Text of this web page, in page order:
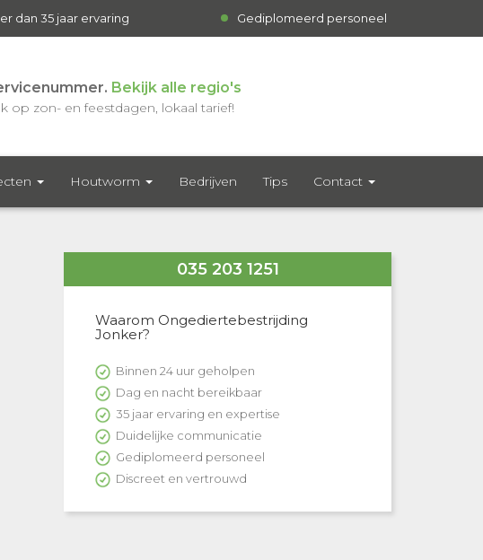
dan 35 jaar ervaring Gediplomeerd personeel
Bekijk alle regio's
op zon- en feestdagen, lokaal tarief!
Houtworm Bedrijven Tips Contact
035 203 1251
Waarom Ongediertebestrijding
Jonker?
Binnen 24 uur geholpen
Dag en nacht bereikbaar
35 jaar ervaring en expertise
Duidelijke communicatie
Gediplomeerd personeel
Discreet en vertrouwd